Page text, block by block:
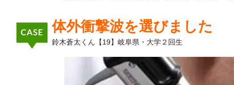
体外衝撃波を選びました
鈴木蒼太くん【19】岐阜県・大学２回生